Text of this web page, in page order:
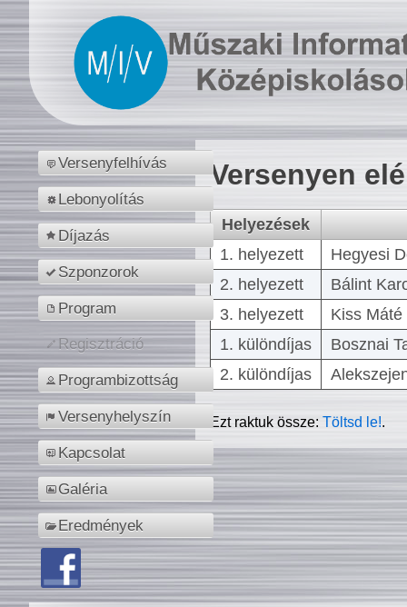
Versenyfelhívás
Lebonyolítás
Díjazás
Szponzorok
Program
Regisztráció
Programbizottság
Versenyhelyszín
Kapcsolat
Galéria
Eredmények
Versenyen
Helyezések
1. helyezett
Hegyesi
2. helyezett
Bálint
3. helyezett
Kiss
1. különdíjas
Bosznai
2. különdíjas
Ezt raktuk össze:Töltsd le!.